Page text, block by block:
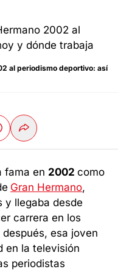
al periodismo deportivo: así
fama en 2002como
Gran Hermano,
y llegaba desde
carrera en los
esa joven
en la televisión
periodistas